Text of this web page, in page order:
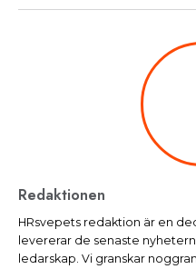
Redaktionen
HRsvepets redaktion är en
levererar de senaste
ledarskap. Vi granskar